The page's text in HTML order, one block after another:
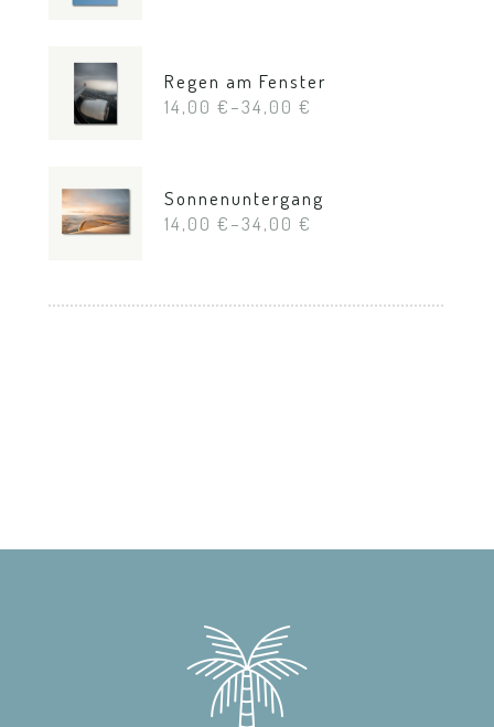
Regen am Fenster
14,00 €–34,00 €
Sonnenuntergang
14,00 €–34,00 €